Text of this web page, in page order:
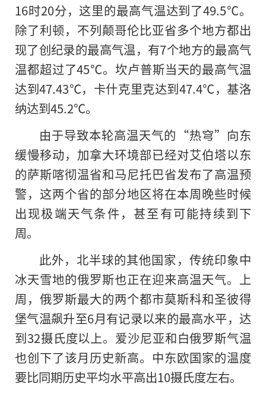
16时20分，这里的最高气温达到了49.5℃。
除了利顿，不列颠哥伦比亚省多个地方都出
现了创纪录的最高气温，有7个地方的最高气
温都超过了45℃。坎卢普斯当天的最高气温
达到47.43℃，卡什克里克达到47.4℃，基洛
纳达到45.2℃。
由于导致本轮高温天气的“热穹”向东
缓慢移动，加拿大环境部已经对艾伯塔以东
的萨斯喀彻温省和马尼托巴省发布了高温预
警，这两个省的部分地区将在本周晚些时候
出现极端天气条件，甚至有可能持续到下
周。
此外，北半球的其他国家，传统印象中
冰天雪地的俄罗斯也正在迎来高温天气。上
周，俄罗斯最大的两个都市莫斯科和圣彼得
堡气温飙升至6月有记录以来的最高水平，达
到32摄氏度以上。爱沙尼亚和白俄罗斯气温
也创下了该月历史新高。中东欧国家的温度
要比同期历史平均水平高出10摄氏度左右。